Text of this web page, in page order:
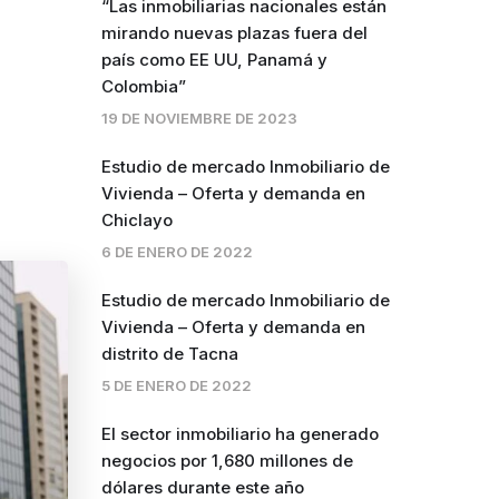
“Las inmobiliarias nacionales están
mirando nuevas plazas fuera del
país como EE UU, Panamá y
Colombia”
19 DE NOVIEMBRE DE 2023
Estudio de mercado Inmobiliario de
Vivienda – Oferta y demanda en
Chiclayo
6 DE ENERO DE 2022
Estudio de mercado Inmobiliario de
Vivienda – Oferta y demanda en
distrito de Tacna
5 DE ENERO DE 2022
El sector inmobiliario ha generado
negocios por 1,680 millones de
dólares durante este año